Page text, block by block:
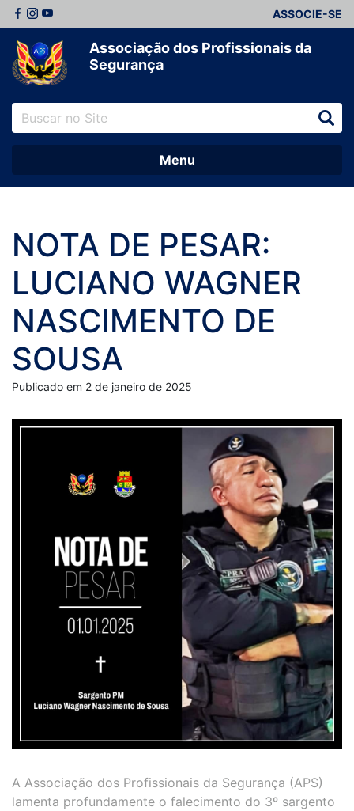
ASSOCIE-SE
Associação dos Profissionais da
Segurança
Menu
NOTA DE PESAR:
LUCIANO WAGNER
NASCIMENTO DE
SOUSA
Publicado em 2 de janeiro de 2025
A Associação dos Profissionais da Segurança (APS)
lamenta profundamente o falecimento do 3º sargento